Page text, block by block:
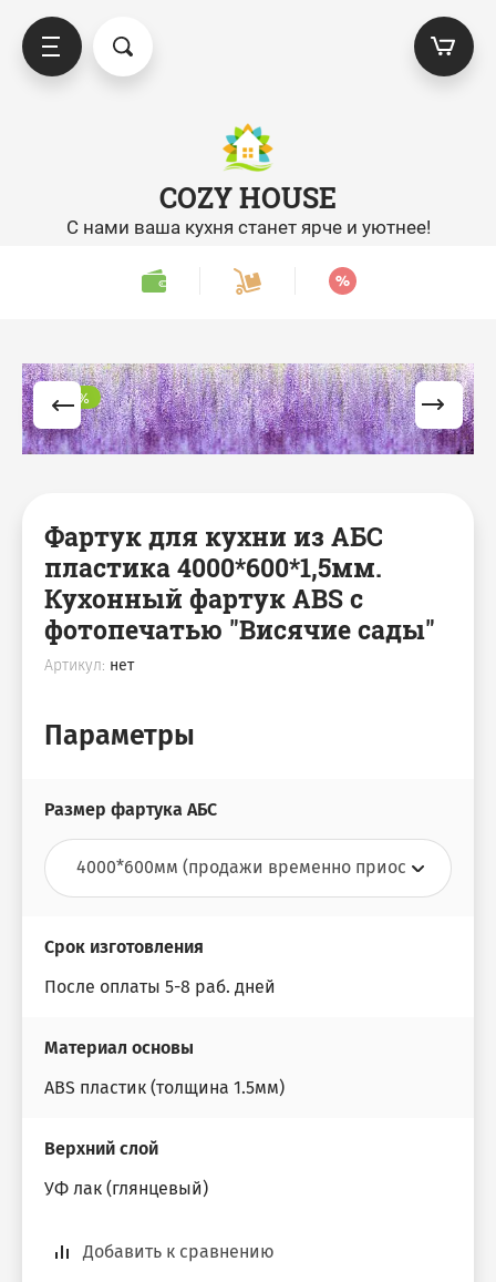
COZY HOUSE
С нами ваша кухня станет ярче и уютнее!
-25%
Фартук для кухни из АБС
пластика 4000*600*1,5мм.
Кухонный фартук ABS с
фотопечатью "Висячие сады"
Артикул: нет
Параметры
Размер фартука АБС
Срок изготовления
После оплаты 5-8 раб. дней
Материал основы
ABS пластик (толщина 1.5мм)
Верхний слой
УФ лак (глянцевый)
Добавить к сравнению